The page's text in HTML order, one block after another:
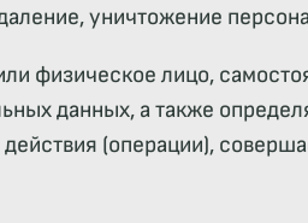
уничтожение
физическое лицо,
данных, а также
(операции),